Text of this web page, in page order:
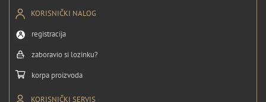
KORISNIČKI NALOG
registracija
zaboravio si lozinku?
korpa proizvoda
KORISNIČKI SERVIS